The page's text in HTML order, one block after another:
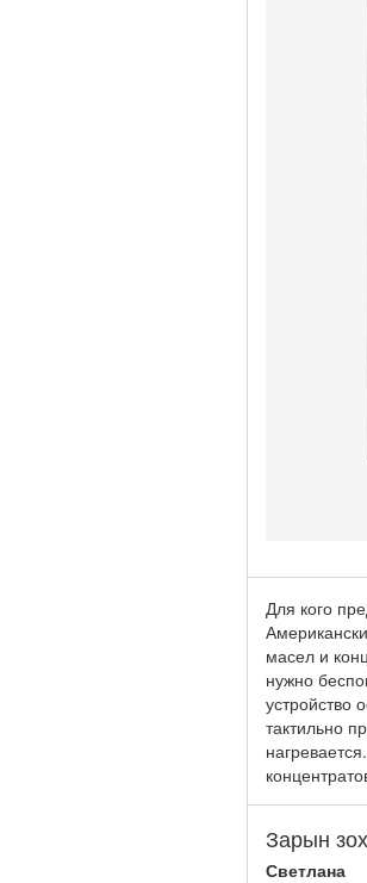
Для кого
масел и
нужно
устройство
тактильно
Зарын
Светлана